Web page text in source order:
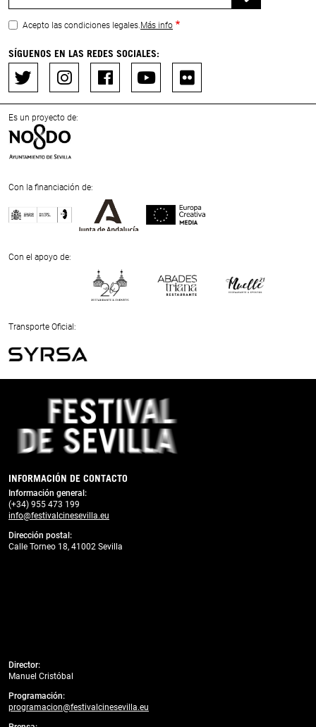
Acepto las condiciones legales. Más info
SÍGUENOS EN LAS REDES SOCIALES:
Es un proyecto de:
Con la financiación de:
Next
Con el apoyo de:
Next
Transporte Oficial:
Previous
INFORMACIÓN DE CONTACTO
Información general:
(+34) 955 473 199
info@festivalcinesevilla.eu
Dirección postal:
Calle Torneo 18, 41002 Sevilla
Director:
Manuel Cristóbal
Programación:
programacion@festivalcinesevilla.eu